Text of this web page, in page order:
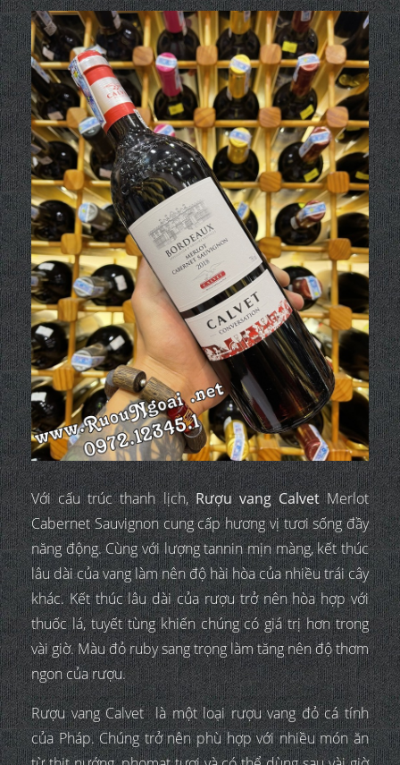
Với cấu trúc thanh lịch,Rượu vang CalvetMerlot
Cabernet Sauvignon cung cấp hương vị tươi sống đầy
năng động. Cùng với lượng tannin mịn màng, kết thúc
lâu dài của vang làm nên độ hài hòa của nhiều trái cây
khác. Kết thúc lâu dài của rượu trở nên hòa hợp với
thuốc lá, tuyết tùng khiến chúng có giá trị hơn trong
vài giờ. Màu đỏ ruby sang trọng làm tăng nên độ thơm
ngon của rượu.
Rượu vang Calvet là một loại rượu vang đỏ cá tính
của Pháp. Chúng trở nên phù hợp với nhiều món ăn